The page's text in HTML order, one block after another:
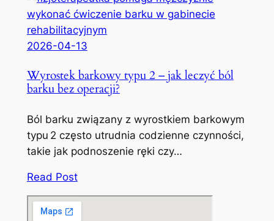
2026-04-13
Wyrostek barkowy typu 2 – jak leczyć ból
barku bez operacji?
Ból barku związany z wyrostkiem barkowym
typu 2 często utrudnia codzienne czynności,
takie jak podnoszenie ręki czy…
Read Post